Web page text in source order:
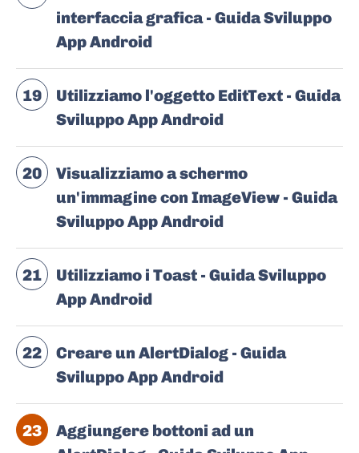
interfaccia grafica - Guida Sviluppo
App Android
19
Utilizziamo l'oggetto EditText - Guida
Sviluppo App Android
20
Visualizziamo a schermo
un'immagine con ImageView - Guida
Sviluppo App Android
21
Utilizziamo i Toast - Guida Sviluppo
App Android
22
Creare un AlertDialog - Guida
Sviluppo App Android
23
Aggiungere bottoni ad un